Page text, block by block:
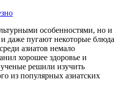
особенностями, но и
даже пугают некоторые блюда
азиатов немало
хорошее здоровье и
решили изучить
из популярных азиатских